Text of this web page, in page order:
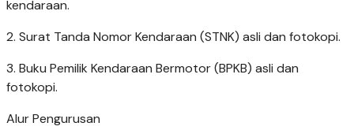
kendaraan.
2. Surat Tanda Nomor Kendaraan (STNK) asli dan fotokopi.
3. Buku Pemilik Kendaraan Bermotor (BPKB) asli dan
fotokopi.
Alur Pengurusan